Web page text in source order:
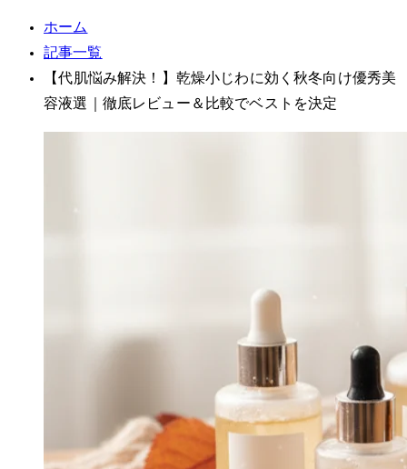
ホーム
記事一覧
【30代肌悩み解決！】乾燥小じわに効く秋冬向け優秀美
容液7選｜徹底レビュー＆比較でベスト1を決定